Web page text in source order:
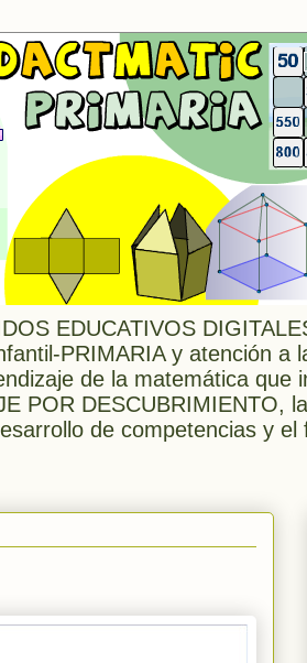
EDUCATIVOS
PRIMARIA y atención a
de la matemática que
POR DESCUBRIMIENTO,
de competencias y el